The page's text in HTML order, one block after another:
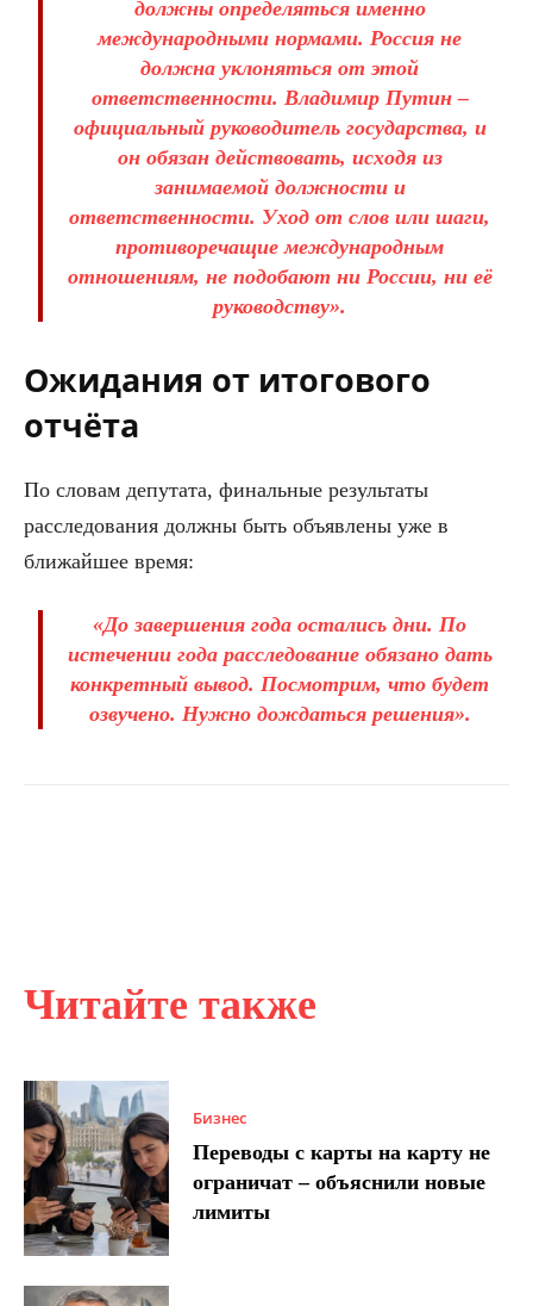
Читайте также
Бизнес
Переводы с карты на карту не
ограничат – объяснили новые
лимиты
должны определяться именно
международными нормами. Россия не
должна уклоняться от этой
ответственности. Владимир Путин –
официальный руководитель государства, и
он обязан действовать, исходя из
занимаемой должности и
ответственности. Уход от слов или шаги,
противоречащие международным
отношениям, не подобают ни России, ни её
руководству».
Ожидания от итогового
отчёта
По словам депутата, финальные результаты
расследования должны быть объявлены уже в
ближайшее время:
«До завершения года остались дни. По
истечении года расследование обязано дать
конкретный вывод. Посмотрим, что будет
озвучено. Нужно дождаться решения».